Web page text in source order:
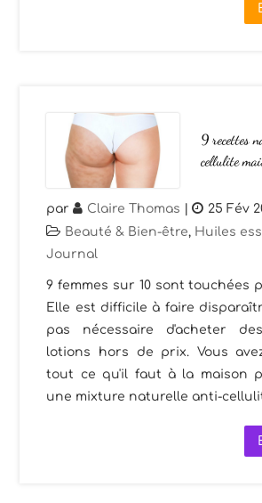
9 recettes
cellulite
par Claire Thomas | 25 Fév
Beauté & Bien-être, Huiles
Journal
9 femmes sur 10 sont touchées
Elle est difficile à faire
pas nécessaire d'acheter
lotions hors de prix. Vous
tout ce qu'il faut à la maison
une mixture naturelle anti-